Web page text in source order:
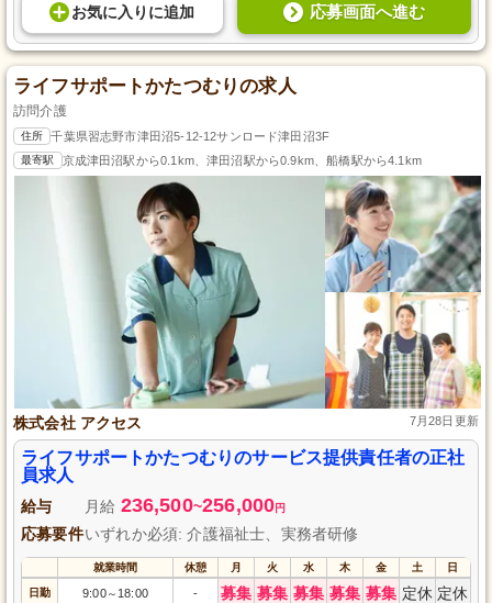
お気に入り に追加 応募画面へ進む
ライフサポートかたつむりの求人
訪問介護
住所 千葉県習志野市津田沼5-12-12サンロード津田沼3F
最寄駅 京成津田沼駅から0.1km、津田沼駅から0.9km、船橋駅から4.1km
株式会社 アクセス 7月28日更新
ライフサポートかたつむりのサービス提供責任者の正社
員求人
給与 月給 236,500~256,000円
応募要件いずれか必須: 介護福祉士、実務者研修
就業時間 休憩 月 火 水 木 金 土 日
日勤 9:00～ 18:00 - 募集 募集 募集 募集 募集 定休 定休